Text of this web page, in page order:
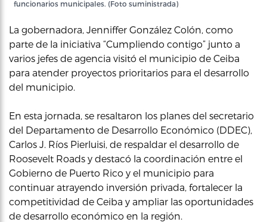
funcionarios municipales. (Foto suministrada)
La gobernadora, Jenniffer González Colón, como
parte de la iniciativa “Cumpliendo contigo” junto a
varios jefes de agencia visitó el municipio de Ceiba
para atender proyectos prioritarios para el desarrollo
del municipio.
En esta jornada, se resaltaron los planes del secretario
del Departamento de Desarrollo Económico (DDEC),
Carlos J. Ríos Pierluisi, de respaldar el desarrollo de
Roosevelt Roads y destacó la coordinación entre el
Gobierno de Puerto Rico y el municipio para
continuar atrayendo inversión privada, fortalecer la
competitividad de Ceiba y ampliar las oportunidades
de desarrollo económico en la región.